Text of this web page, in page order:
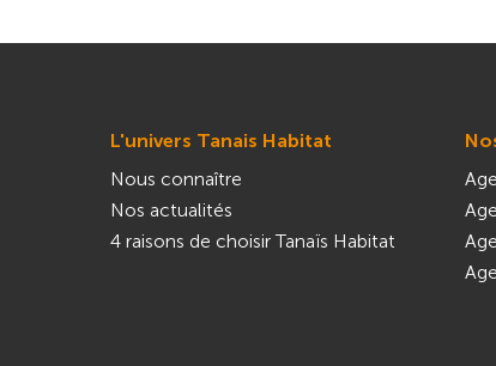
L'univers Tanais Habitat
Nous connaître
Nos actualités
4 raisons de choisir Tanaïs Habitat